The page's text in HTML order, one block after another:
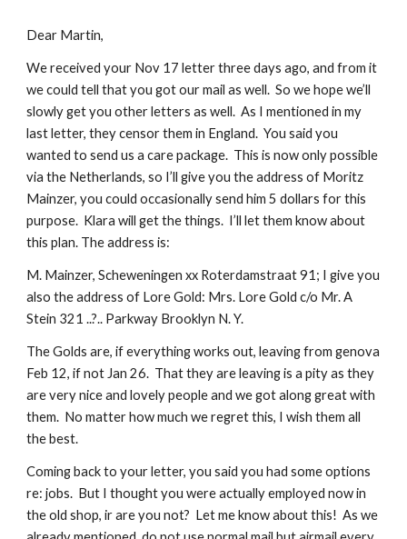
Dear Martin,
We received your Nov 17 letter three days ago, and from it
we could tell that you got our mail as well.  So we hope we’ll
slowly get you other letters as well.  As I mentioned in my
last letter, they censor them in England.  You said you
wanted to send us a care package.  This is now only possible
via the Netherlands, so I’ll give you the address of Moritz
Mainzer, you could occasionally send him 5 dollars for this
purpose.  Klara will get the things.  I’ll let them know about
this plan. The address is:
M. Mainzer, Scheweningen xx Roterdamstraat 91; I give you
also the address of Lore Gold: Mrs. Lore Gold c/o Mr. A
Stein 321 ..?.. Parkway Brooklyn N. Y.
The Golds are, if everything works out, leaving from genova
Feb 12, if not Jan 26.  That they are leaving is a pity as they
are very nice and lovely people and we got along great with
them.  No matter how much we regret this, I wish them all
the best.
Coming back to your letter, you said you had some options
re: jobs.  But I thought you were actually employed now in
the old shop, ir are you not?  Let me know about this!  As we